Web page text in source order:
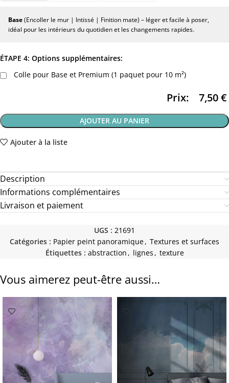
Base(Encoller le mur | Intissé | Finition mate) – léger et facile à poser,
idéal pour les intérieurs du quotidien et les changements rapides.
ÉTAPE 4: Options supplémentaires:
Colle pour Base et Premium (1 paquet pour 10 m²)
Prix: 7,50€
AJOUTER AU PANIER
Ajouter à la liste
Description
Informations complémentaires
Livraison et paiement
UGS : 21691
Catégories : Papier peint panoramique, Textures et surfaces
Étiquettes : abstraction , lignes , texture
Vous aimerez peut-être aussi…